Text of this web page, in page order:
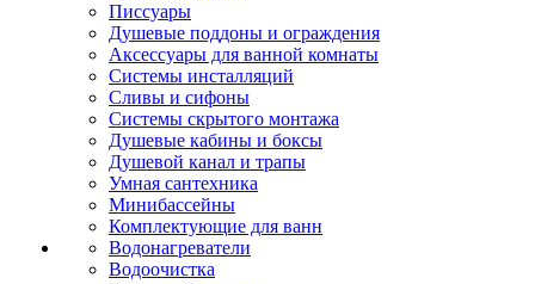
Писсуары
Душевые поддоны и ограждения
Аксессуары для ванной комнаты
Системы инсталляций
Сливы и сифоны
Системы скрытого монтажа
Душевые кабины и боксы
Душевой канал и трапы
Умная сантехника
Минибассейны
Комплектующие для ванн
Водонагреватели
Водоочистка